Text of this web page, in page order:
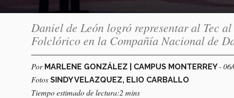
Daniel de León logró representar al Tec
Folclórico en la Compañía Nacional de
Por MARLENE GONZÁLEZ | CAMPUS MONTERREY-
Fotos SINDY VELAZQUEZ, ELIO CARBALLO
Tiempo estimado de lectura:2 mins